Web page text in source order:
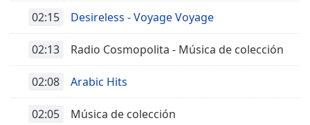
02:15 Desireless - Voyage Voyage
02:13 Radio Cosmopolita - Música de colección
02:08 Arabic Hits
02:05 Música de colección